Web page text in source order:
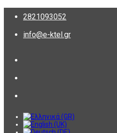
2821093052
info@e-ktel.gr